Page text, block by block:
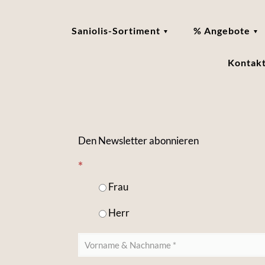
Saniolis-Sortiment % Angebote
Kontakt
Den Newsletter abonnieren
*
Frau
Herr